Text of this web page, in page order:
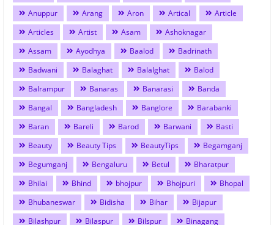
Anuppur
Arang Aron Artical
Article
Articles
Artist Asam
Ashoknagar
Assam
Ayodhya Baalod
Badrinath
Badwani
Balaghat Balalghat
Balod
Balrampur
Banaras Banarasi
Banda
Bangal
Bangladesh Banglore
Barabanki
Baran
Bareli Barod Barwani
Basti
Beauty
Beauty Tips BeautyTips
Begamganj
Begumganj
Bengaluru Betul
Bharatpur
Bhilai
Bhind bhojpur Bhojpuri
Bhopal
Bhubaneswar
Bidisha Bihar
Bijapur
Bilashpur
Bilaspur Bilspur Binagang